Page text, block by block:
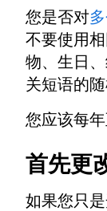
您是否对
不要使用
物、生日
关短语的随
您应该每
首先更
如果您只